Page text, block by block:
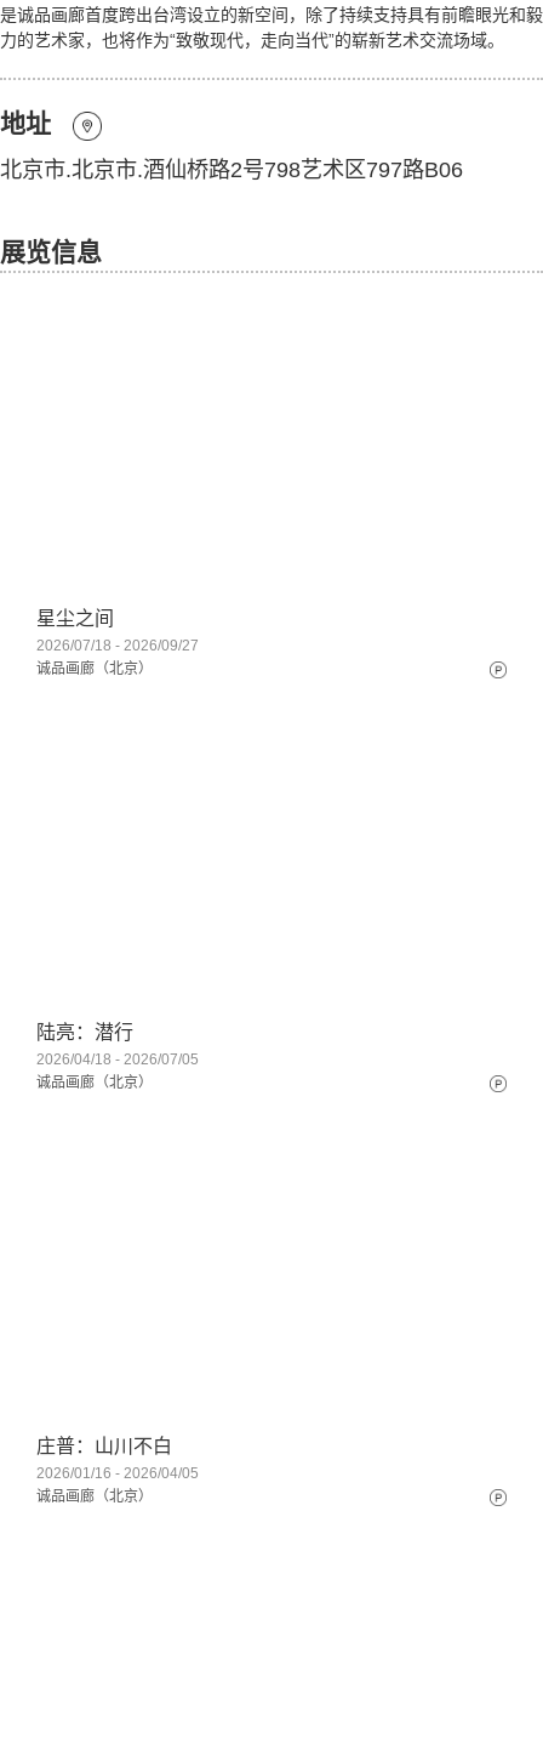
是诚品画廊首度跨出台湾设立的新空间，除了持续支持具有前瞻眼光和毅
力的艺术家，也将作为“致敬现代，走向当代”的崭新艺术交流场域。
地址
北京市.北京市.酒仙桥路2号798艺术区797路B06
展览信息
星尘之间
2026/07/18 - 2026/09/27
诚品画廊（北京）
陆亮：潜行
2026/04/18 - 2026/07/05
诚品画廊（北京）
庄普：山川不白
2026/01/16 - 2026/04/05
诚品画廊（北京）